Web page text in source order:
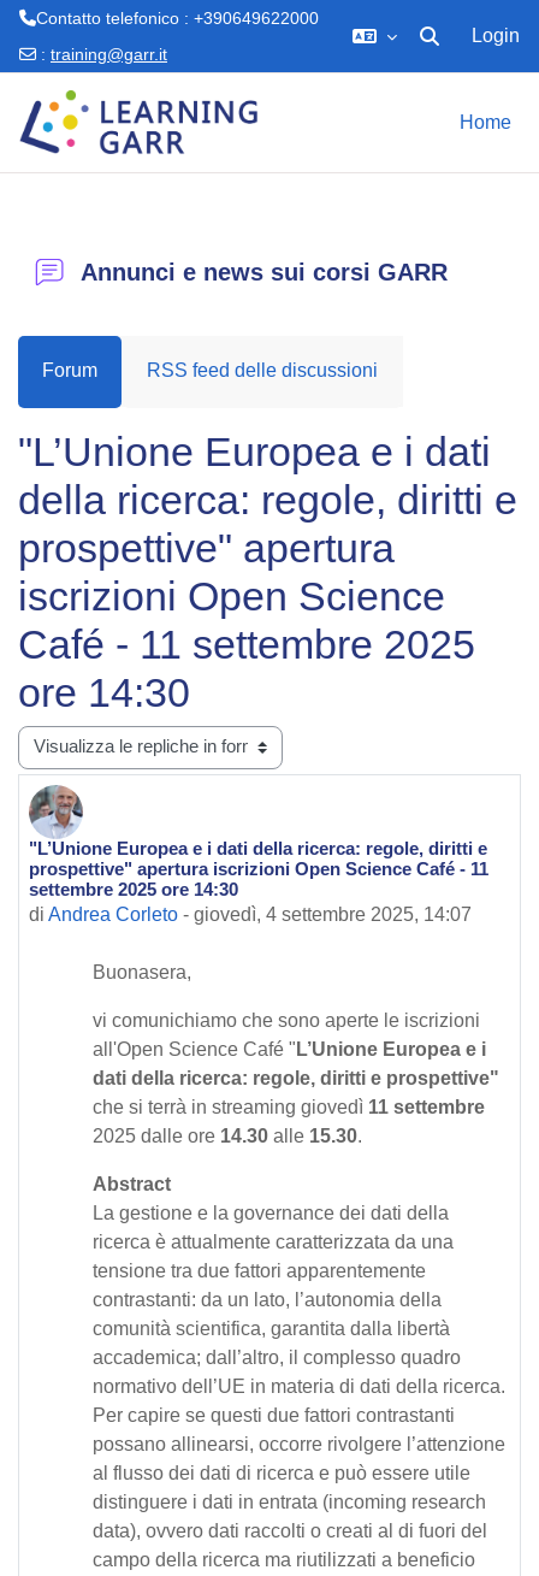
Contatto telefonico : +390649622000
: training@garr.it Attiva/
Login
Home
Annunci e news sui corsi GARR
Forum RSS feed delle discussioni
"L’Unione Europea e i dati
della ricerca: regole, diritti e
prospettive" apertura
iscrizioni Open Science
Café - 11 settembre 2025
ore 14:30
Modalità visualizzazione
"L’Unione Europea e i dati della ricerca: regole, diritti e
prospettive" apertura iscrizioni Open Science Café - 11
settembre 2025 ore 14:30
di Andrea Corleto - giovedì, 4 settembre 2025, 14:07
Numero di risposte: 0
Buonasera,
vi comunichiamo che sono aperte le iscrizioni
all'Open Science Café " L’Unione Europea e i
dati della ricerca: regole, diritti e prospettive"
che si terrà in streaming giovedì 11 settembre
2025 dalle ore 14.30 alle 15.30.
Abstract
La gestione e la governance dei dati della
ricerca è attualmente caratterizzata da una
tensione tra due fattori apparentemente
contrastanti: da un lato, l’autonomia della
comunità scientifica, garantita dalla libertà
accademica; dall’altro, il complesso quadro
normativo dell’UE in materia di dati della ricerca.
Per capire se questi due fattori contrastanti
possano allinearsi, occorre rivolgere l’attenzione
al flusso dei dati di ricerca e può essere utile
distinguere i dati in entrata (incoming research
data), ovvero dati raccolti o creati al di fuori del
campo della ricerca ma riutilizzati a beneficio